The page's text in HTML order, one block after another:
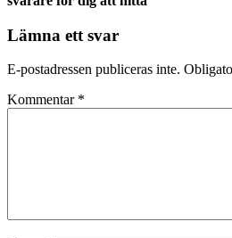
Lämna ett svar
E-postadressen publiceras inte.
Kommentar *